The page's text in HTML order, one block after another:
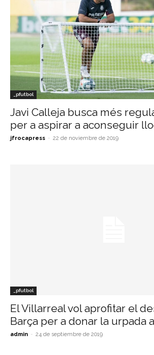
_pfutbol
Javi Calleja busca més
per a aspirar a aconseguir
jfrocapress - 22 de noviembre de 2019
_pfutbol
El Villarreal vol aprofitar el
Barça per a donar la urpada
admin - 24 de septiembre de 2019